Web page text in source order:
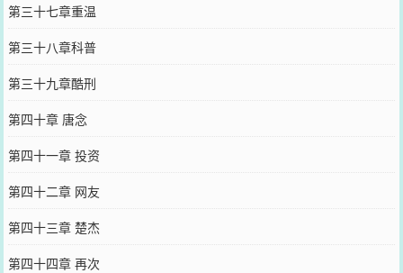
第三十七章重温
第三十八章科普
第三十九章酷刑
第四十章 唐念
第四十一章 投资
第四十二章 网友
第四十三章 楚杰
第四十四章 再次